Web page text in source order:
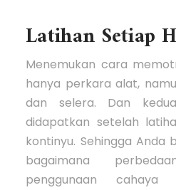
Latihan Setiap
Menemukan cara
hanya perkara alat,
dan selera. Dan
didapatkan setelah
kontinyu. Sehingga Anda
bagaimana
penggunaan